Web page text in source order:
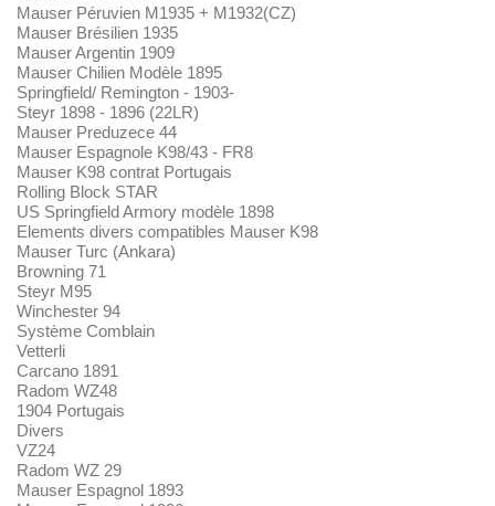
Mauser Péruvien M1935 + M1932(CZ)
Mauser Brésilien 1935
Mauser Argentin 1909
Mauser Chilien Modèle 1895
Springfield/ Remington - 1903-
Steyr 1898 - 1896 (22LR)
Mauser Preduzece 44
Mauser Espagnole K98/43 - FR8
Mauser K98 contrat Portugais
Rolling Block STAR
US Springfield Armory modèle 1898
Elements divers compatibles Mauser K98
Mauser Turc (Ankara)
Browning 71
Steyr M95
Winchester 94
Système Comblain
Vetterli
Carcano 1891
Radom WZ48
1904 Portugais
Divers
VZ24
Radom WZ 29
Mauser Espagnol 1893